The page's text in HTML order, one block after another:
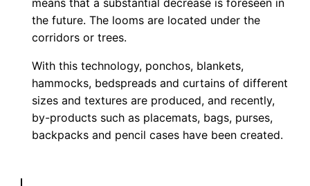
means that a substantial decrease is foreseen in
the future. The looms are located under the
corridors or trees.
With this technology, ponchos, blankets,
hammocks, bedspreads and curtains of different
sizes and textures are produced, and recently,
by-products such as placemats, bags, purses,
backpacks and pencil cases have been created.